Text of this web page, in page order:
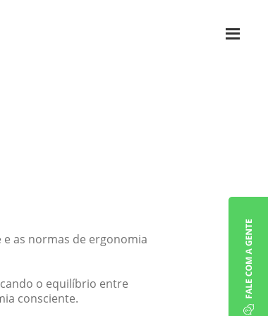
as normas de ergonomia
o equilíbrio entre
consciente.